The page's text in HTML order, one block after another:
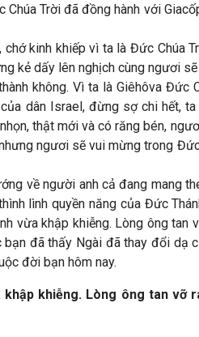
Trời đã đồng hành với
kinh khiếp vì ta là Đức Chúa
kẻ dấy lên nghịch cùng ngươi
không. Vì ta là Giêhôva Đức
dân Israel, đừng sợ chi hết,
thật mới và có răng bén,
ngươi sẽ vui mừng trong
về người anh cả đang mang
lình quyền năng của Đức
vừa khập khiễng. Lòng ông tan
đã thấy Ngài đã thay đổi dạ
đời bạn hôm nay.
khiễng. Lòng ông tan vỡ